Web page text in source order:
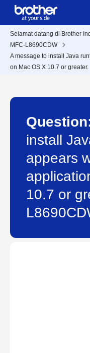
Selamat datang di Brother
MFC-L8690CDW
A message to install Java
on Mac OS X 10.7 or greater.
install
appears
10.7 or